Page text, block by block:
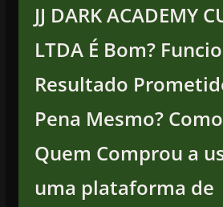
JJ DARK ACADEMY
LTDA É Bom?
Resultado
Pena Mesmo?
Quem Comprou a
uma plataforma de